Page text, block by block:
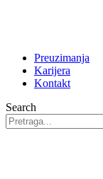
Preuzimanja
Karijera
Kontakt
Search